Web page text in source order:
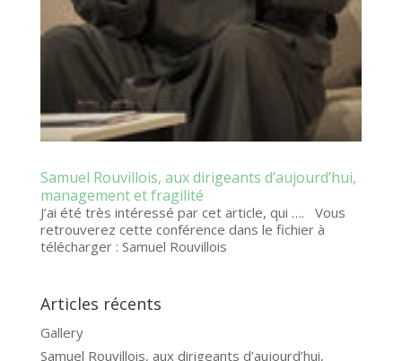
Samuel Rouvillois, aux dirigeants d’aujourd’hui,
management et fragilité
J’ai été très intéressé par cet article, qui …. Vous
retrouverez cette conférence dans le fichier à
télécharger : Samuel Rouvillois
Articles récents
Gallery
Samuel Rouvillois, aux dirigeants d’aujourd’hui,